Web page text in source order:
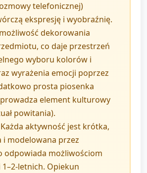
telefonicznej)
ekspresję i wyobraźnię.
dekorowania
co daje przestrzeń
wyboru kolorów i
wyrażenia emocji poprzez
prosta piosenka
element kulturowy
powitania).
aktywność jest krótka,
i modelowana przez
odpowiada możliwościom
letnich. Opiekun